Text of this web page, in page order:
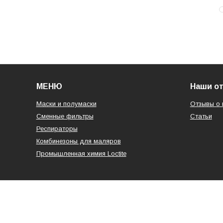
МЕНЮ
Маски и полумаски
Сменные фильтры
Респираторы
Комбинезоны для маляров
Промышленная химия Loctite
Наши
Отзывы о
Статьи